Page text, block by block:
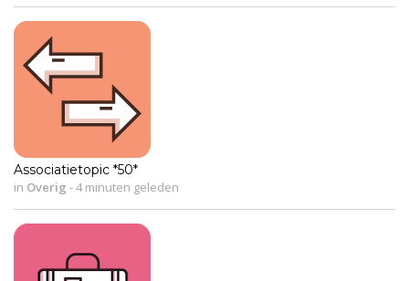
Associatietopic *50*
in Overig -4 minuten geleden